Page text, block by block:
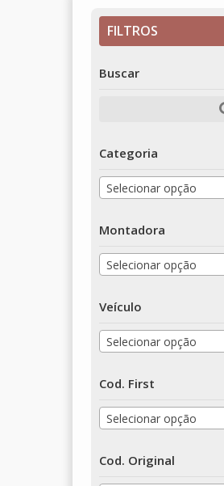
FILTROS
Buscar
Categoria
Selecionar opção
Montadora
Selecionar opção
Veículo
Selecionar opção
Cod. First
Selecionar opção
Cod. Original